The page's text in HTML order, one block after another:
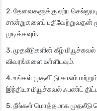
தேவைகளுக்கு ஏற்ப
சான்றுகளைப் பதிவேற்றுவதன்
முடிக்கவும்.
முதலீடுகளின் கீழ்
விவரங்களை உள்ளிடவும்.
உங்கள் முதலீட்டு காலம் மற்றும்
இந்தியா மியூச்சுவல் ஃபண்ட்
நீங்கள் மொத்தமாக முதலீடு